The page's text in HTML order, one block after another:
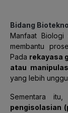
Bidang
Manfaat Biologi
membantu
Pada rekayasa
atau
yang lebih
Sementara
pengisolasian